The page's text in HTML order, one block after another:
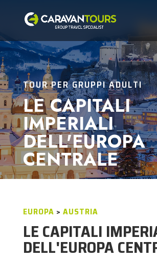
TOUR PER GRUPPI ADULTI
LE CAPITALI
IMPERIALI
DELL'EUROPA
CENTRALE
EUROPA > AUSTRIA
LE CAPITALI
DELL'EUROPA